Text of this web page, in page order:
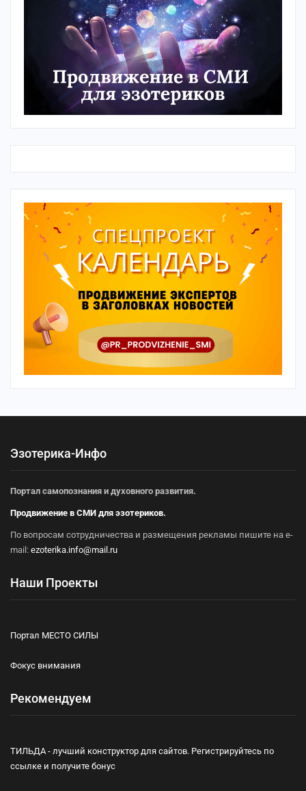
Эзотерика-Инфо
Портал самопознания и духовного развития.
Продвижение в СМИ для эзотериков.
По вопросам сотрудничества и размещения рекламы пишите на e-
mail: ezoterika.info@mail.ru
Наши Проекты
Портал МЕСТО СИЛЫ
Фокус внимания
Рекомендуем
ТИЛЬДА - лучший конструктор для сайтов. Регистрируйтесь по
ссылке и получите бонус